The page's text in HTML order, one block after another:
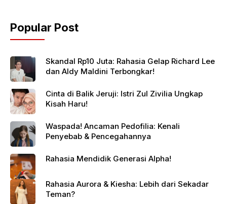
Popular Post
Skandal Rp10 Juta: Rahasia Gelap Richard Lee
dan Aldy Maldini Terbongkar!
Cinta di Balik Jeruji: Istri Zul Zivilia Ungkap
Kisah Haru!
Waspada! Ancaman Pedofilia: Kenali
Penyebab & Pencegahannya
Rahasia Mendidik Generasi Alpha!
Rahasia Aurora & Kiesha: Lebih dari Sekadar
Teman?